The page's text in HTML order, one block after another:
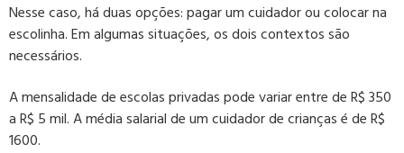
Nesse caso, há duas opções: pagar um cuidador ou colocar na
escolinha. Em algumas situações, os dois contextos são
necessários.
A mensalidade de escolas privadas pode variar entre de R$ 350
a R$ 5 mil. A média salarial de um cuidador de crianças é de R$
1600.